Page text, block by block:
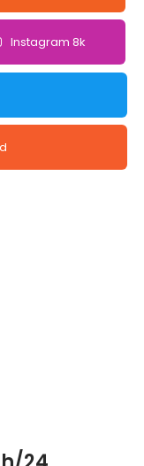
Instagram 8k